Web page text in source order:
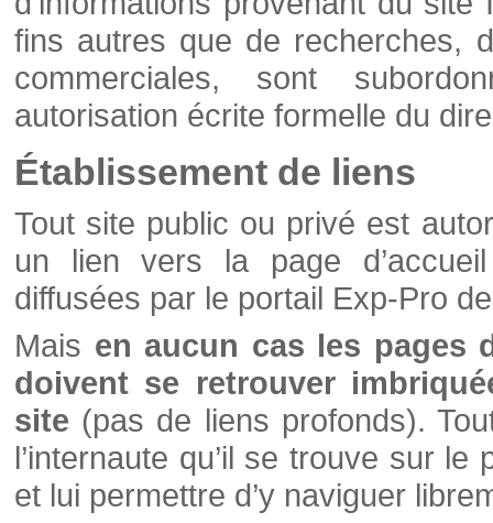
fins autres que de recherches,
commerciales, sont
autorisation écrite formelle du
Établissement de liens
Tout site public ou privé est
un lien vers la page
diffusées par le portail Exp-Pro
Mais en aucun cas les pages
doivent se retrouver
site (pas de liens profonds).
l’internaute qu’il se trouve sur
et lui permettre d’y naviguer